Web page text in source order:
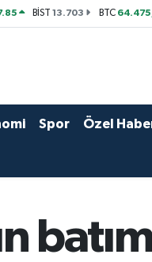
BİST13.703 BTC
Spor Özel